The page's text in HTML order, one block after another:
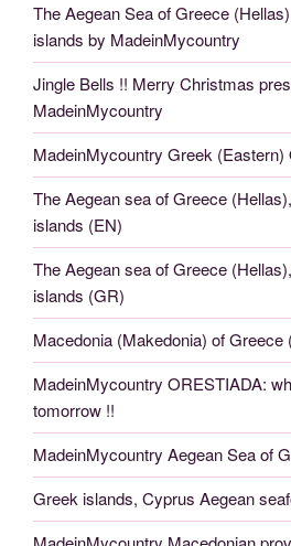
The Aegean Sea of Greece
islands by MadeinMycountry
Jingle Bells !! Merry Christmas
MadeinMycountry
MadeinMycountry Greek
The Aegean sea of Greece
islands (EN)
The Aegean sea of Greece
islands (GR)
Macedonia (Makedonia) of Greece
MadeinMycountry ORESTIADA:
tomorrow !!
MadeinMycountry Aegean Sea of
Greek islands, Cyprus Aegean